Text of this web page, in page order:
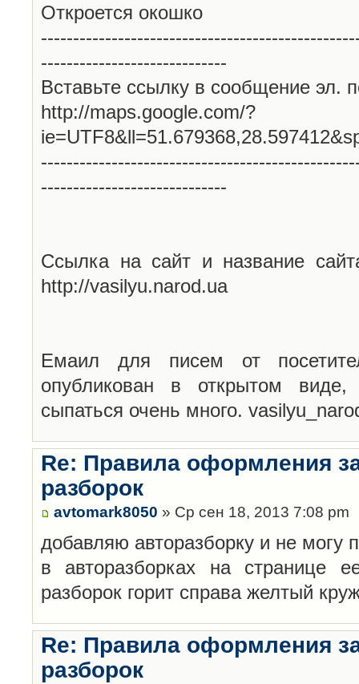
Откроется окошко
-----------------------------
Вставьте ссылку в сообщение эл.
http://maps.google.com/?
-----------------------------
Ссылка на сайт и название
http://vasilyu.narod.ua
Емаил для писем от
опубликован в открытом
сыпаться очень много.
Re: Правила оформления
разборок
avtomark8050 » Ср сен 18, 2013 7:08 pm
добавляю авторазборку и не могу
в авторазборках на странице
разборок горит справа желтый
Re: Правила оформления
разборок